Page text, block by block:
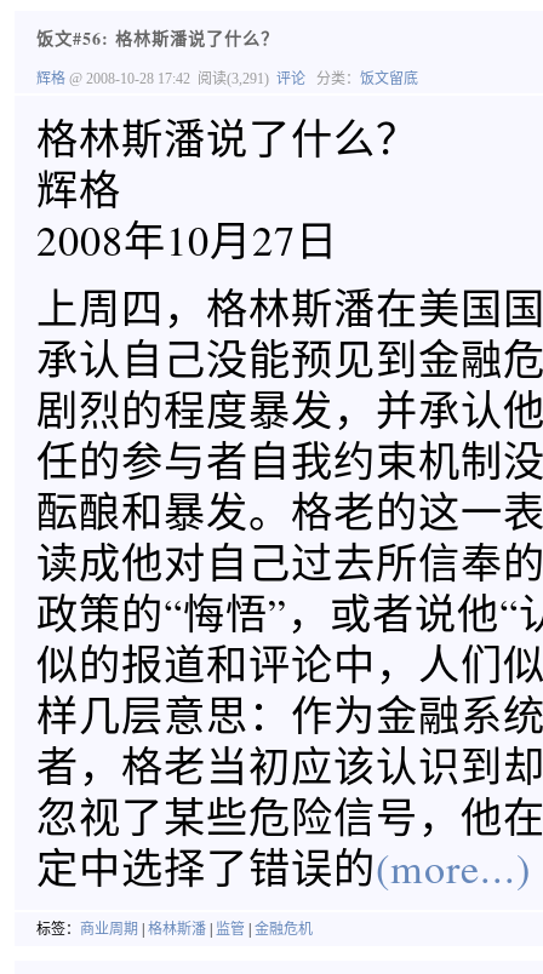
饭文#56: 格林斯潘说了什么？
辉格 @ 2008-10-28 17:42 阅读(3,291) 评论 分类： 饭文留底
格林斯潘说了什么？
辉格
2008年10月27日
上周四，格林斯潘在美国
承认自己没能预见到金融
剧烈的程度暴发，并承认
任的参与者自我约束机制
酝酿和暴发。格老的这一
读成他对自己过去所信奉
政策的“悔悟”，或者说他“
似的报道和评论中，人们
样几层意思：作为金融系
者，格老当初应该认识到
忽视了某些危险信号，他
定中选择了错误的(more...)
标签： 商业周期 格林斯潘 监管 金融危机